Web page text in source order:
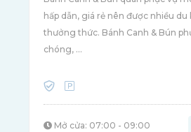
hấp dẫn, giá rẻ nên được nhiều
thưởng thức. Bánh Canh & Bún
chóng, ...
Mở cửa: 07:00 - 09:00